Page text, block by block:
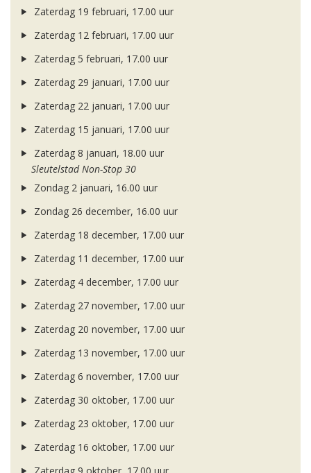
Zaterdag 19 februari, 17.00 uur
Zaterdag 12 februari, 17.00 uur
Zaterdag 5 februari, 17.00 uur
Zaterdag 29 januari, 17.00 uur
Zaterdag 22 januari, 17.00 uur
Zaterdag 15 januari, 17.00 uur
Zaterdag 8 januari, 18.00 uur
Sleutelstad Non-Stop 30
Zondag 2 januari, 16.00 uur
Zondag 26 december, 16.00 uur
Zaterdag 18 december, 17.00 uur
Zaterdag 11 december, 17.00 uur
Zaterdag 4 december, 17.00 uur
Zaterdag 27 november, 17.00 uur
Zaterdag 20 november, 17.00 uur
Zaterdag 13 november, 17.00 uur
Zaterdag 6 november, 17.00 uur
Zaterdag 30 oktober, 17.00 uur
Zaterdag 23 oktober, 17.00 uur
Zaterdag 16 oktober, 17.00 uur